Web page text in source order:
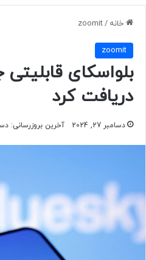
خانه /
zoomit
zoomit
بلواسکای
دریافت کرد
دسامبر 27, 2024 آخرین بروزرسانی: دسامبر